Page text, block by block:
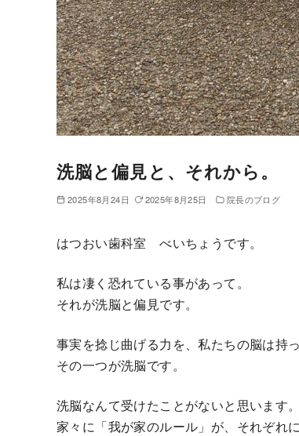
洗脳と偏見と、それから。
2025年8月24日 2025年8月25日 院長のブログ
はつおい歯科室 べいちょうです。
私は凄く恐れている事があって。
それが洗脳と偏見です。
事実を捻じ曲げる力を、私たちの脳は持っ
その一つが洗脳です。
洗脳なんて受けたことがないと思います
家々に「我が家のルール」が、それぞれ